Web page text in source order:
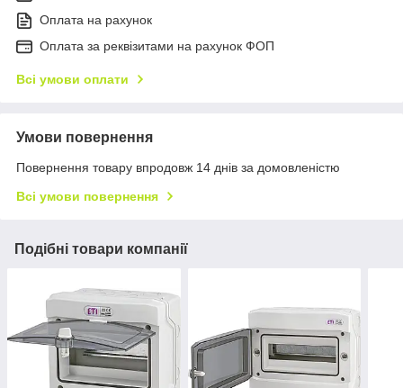
Оплата на рахунок
Оплата за реквізитами на рахунок ФОП
Всі умови оплати
Умови повернення
Повернення товару впродовж 14 днів за домовленістю
Всі умови повернення
Подібні товари компанії